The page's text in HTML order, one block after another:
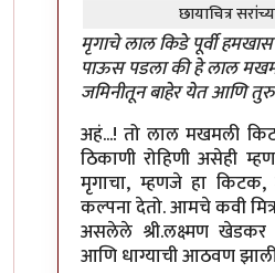
छायाचित्र
मृगाचे लाल किडे पूर्वी
पाऊस पडला की हे लाल
जमिनीतून बाहेर येत आणि
अहं...! तो लाल मखमली
ठिकाणी रोहिणी असेही
मृगाचा, म्हणजे हा
कल्पना देतो. आमचे कवी
असलेले श्री.लक्ष्मण खेडकर
आणि धाग्याची आठवण